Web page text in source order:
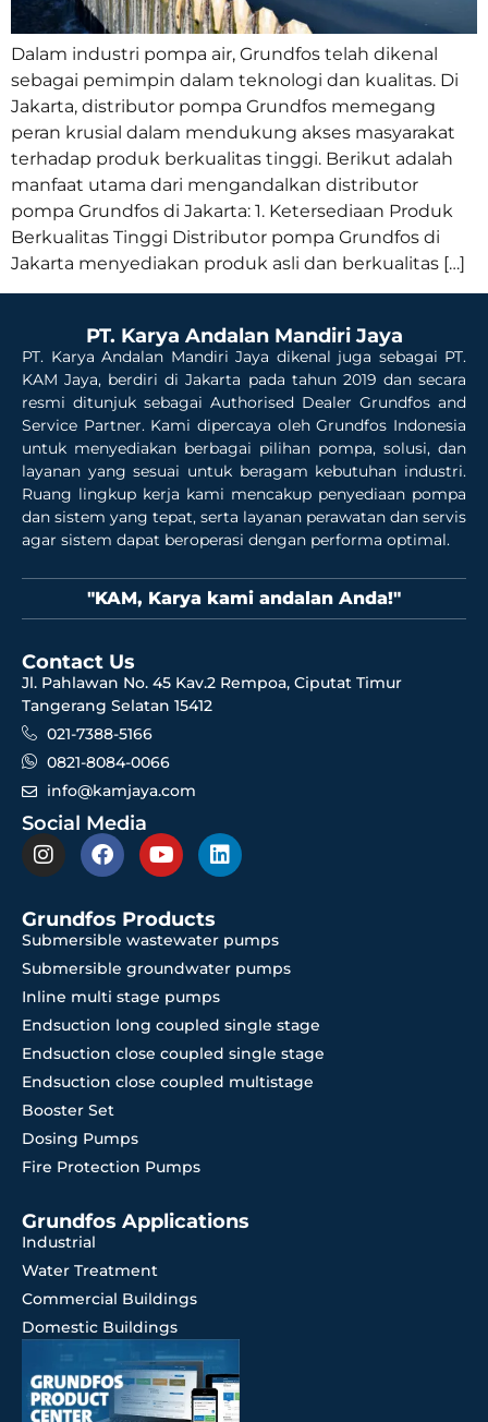
Dalam industri pompa air, Grundfos telah dikenal
sebagai pemimpin dalam teknologi dan kualitas. Di
Jakarta, distributor pompa Grundfos memegang
peran krusial dalam mendukung akses masyarakat
terhadap produk berkualitas tinggi. Berikut adalah
manfaat utama dari mengandalkan distributor
pompa Grundfos di Jakarta: 1. Ketersediaan Produk
Berkualitas Tinggi Distributor pompa Grundfos di
Jakarta menyediakan produk asli dan berkualitas […]
PT. Karya Andalan Mandiri Jaya
PT. Karya Andalan Mandiri Jaya dikenal juga sebagai PT.
KAM Jaya, berdiri di Jakarta pada tahun 2019 dan secara
resmi ditunjuk sebagai Authorised Dealer Grundfos and
Service Partner. Kami dipercaya oleh Grundfos Indonesia
untuk menyediakan berbagai pilihan pompa, solusi, dan
layanan yang sesuai untuk beragam kebutuhan industri.
Ruang lingkup kerja kami mencakup penyediaan pompa
dan sistem yang tepat, serta layanan perawatan dan servis
agar sistem dapat beroperasi dengan performa optimal.
"KAM, Karya kami andalan Anda!"
Contact Us
Jl. Pahlawan No. 45 Kav.2 Rempoa, Ciputat Timur
Tangerang Selatan 15412
021-7388-5166
0821-8084-0066
info@kamjaya.com
Social Media
Grundfos Products
Submersible wastewater pumps
Submersible groundwater pumps
Inline multi stage pumps
Endsuction long coupled single stage
Endsuction close coupled single stage
Endsuction close coupled multistage
Booster Set
Dosing Pumps
Fire Protection Pumps
Grundfos Applications
Industrial
Water Treatment
Commercial Buildings
Domestic Buildings